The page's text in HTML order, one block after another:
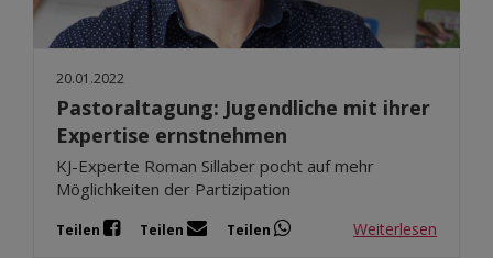
20.01.2022
Pastoraltagung: Jugendliche mit ihrer
Expertise ernstnehmen
KJ-Experte Roman Sillaber pocht auf mehr
Möglichkeiten der Partizipation
Teilen Teilen Teilen Weiterlesen